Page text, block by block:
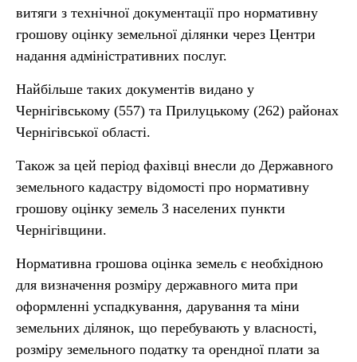
витяги з технічної документації про нормативну
грошову оцінку земельної ділянки через Центри
надання адміністративних послуг.
Найбільше таких документів видано у
Чернігівському (557) та Прилуцькому (262) районах
Чернігівської області.
Також за цей період фахівці внесли до Державного
земельного кадастру відомості про нормативну
грошову оцінку земель 3 населених пункти
Чернігівщини.
Нормативна грошова оцінка земель є необхідною
для визначення розміру державного мита при
оформленні успадкування, дарування та міни
земельних ділянок, що перебувають у власності,
розміру земельного податку та орендної плати за